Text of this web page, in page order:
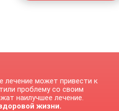
может привести к
проблему со своим
наилучшее лечение.
жизни.